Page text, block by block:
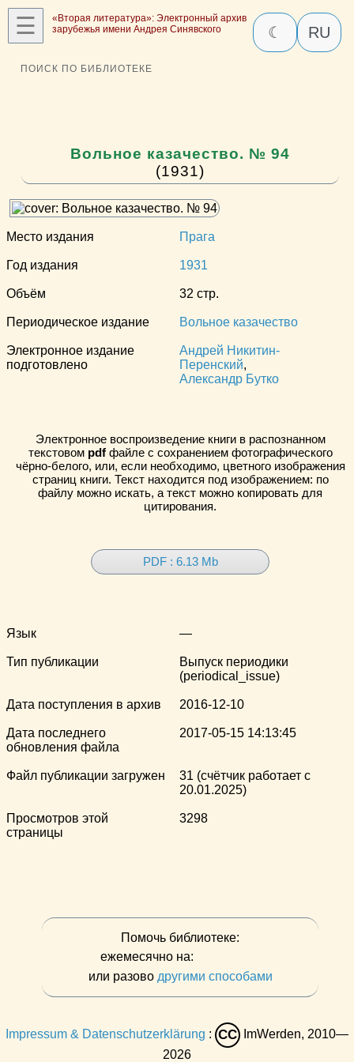
☰
«Вторая литература»: Электронный архив
зарубежья имени Андрея Синявского
☾ RU
ПОИСК ПО БИБЛИОТЕКЕ
Вольное казачество. № 94
(1931)
Место издания Прага
Год издания 1931
Объём 32 стр.
Периодическое издание Вольное казачество
Электронное издание
подготовлено
Андрей Никитин-
Перенский,
Александр Бутко
Электронное воспроизведение книги в распознанном
текстовом pdfфайле с сохранением фотографического
чёрно-белого, или, если необходимо, цветного изображения
страниц книги. Текст находится под изображением: по
файлу можно искать, а текст можно копировать для
цитирования.
PDF : 6.13 Mb
Язык —
Тип публикации
Выпуск периодики
(periodical_issue)
Дата поступления в архив 2016-12-10
Дата последнего
обновления файла
2017-05-15 14:13:45
Файл публикации загружен
31 (счётчик работает с
20.01.2025)
Просмотров этой
страницы
3298
Помочь библиотеке:
ежемесячно на:
или разово другими способами
Impressum & Datenschutzerklärung : CC
ImWerden, 2010—
2026